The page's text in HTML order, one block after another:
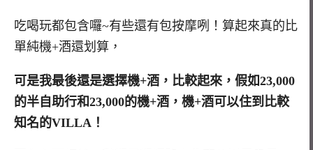
吃喝玩都包含囉~有些還有包按摩咧！算起來真的比
單純機+酒還划算，
可是我最後還是選擇機+酒，比較起來，假如23,000
的半自助行和23,000的機+酒，機+酒可以住到比較
知名的VILLA！